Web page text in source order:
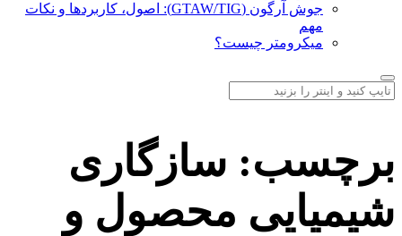
جوش آرگون (GTAW/TIG): اصول، کاربردها و نکات
مهم
میکرومتر چیست؟
برچسب: سازگاری
شیمیایی محصول و